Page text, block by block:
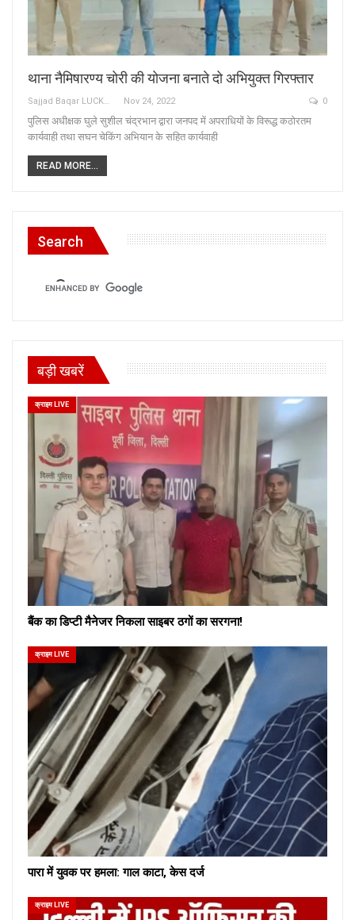
थाना नैमिषारण्य चोरी की योजना बनाते दो अभियुक्त गिरफ्तार
Sajjad Baqar LUCKNOW Nov 24, 2022 0
पुलिस अधीक्षक घुले सुशील चंद्रभान द्वारा जनपद में अपराधियों के विरूद्ध कठोरतम
कार्यवाही तथा सघन चेकिंग अभियान के सहित कार्यवाही
READ MORE...
Search
बड़ी खबरें
क्राइम LIVE
बैंक का डिप्टी मैनेजर निकला साइबर ठगों का सरगना!
क्राइम LIVE
पारा में युवक पर हमला: गाल काटा, केस दर्ज
क्राइम LIVE